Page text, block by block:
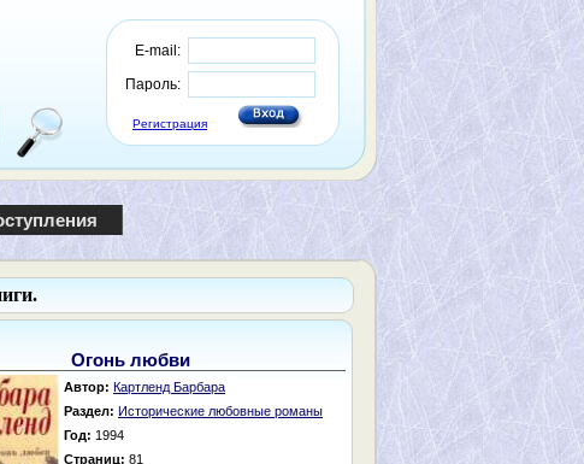
E-mail:
Пароль:
Регистрация
Огонь любви
Автор: Картленд Барбара
Раздел: Исторические любовные романы
Год: 1994
Страниц: 81